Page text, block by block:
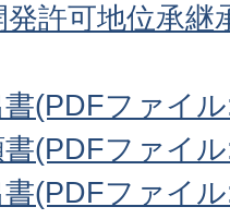
許可地位承継
(PDFファイ
(PDFファイ
(PDFファイ